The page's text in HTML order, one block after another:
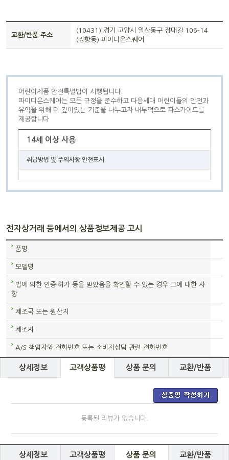
교환/반품 주소
(10431) 경기 고양시 일산동구 장대길 106-14
(장항동) 파이디온스퀘어
어린이제품 안전특별법이 시행됩니다.
파이디온스퀘어는 모든 규정을 준수하고 다음세대 어린이들의 안전과
유익을 위해 더 깊이있는 기준을 나누고자 내부적으로 파스가이드를
제공합니다
14세 이상 사용
취급방법 및 주의사항 안전표시
전자상거래 등에서의 상품정보제공 고시
품명
모델명
법에 의한 인증·허가 등을 받았음을 확인할 수 있는 경우 그에 대한 사
항
제조국 또는 원산지
제조자
A/S 책임자와 전화번호 또는 소비자상담 관련 전화번호
상세정보 고객상품평 상품 문의 교환/반품
등록된 리뷰가 없습니다.
상세정보 고객상품평 상품 문의 교환/반품